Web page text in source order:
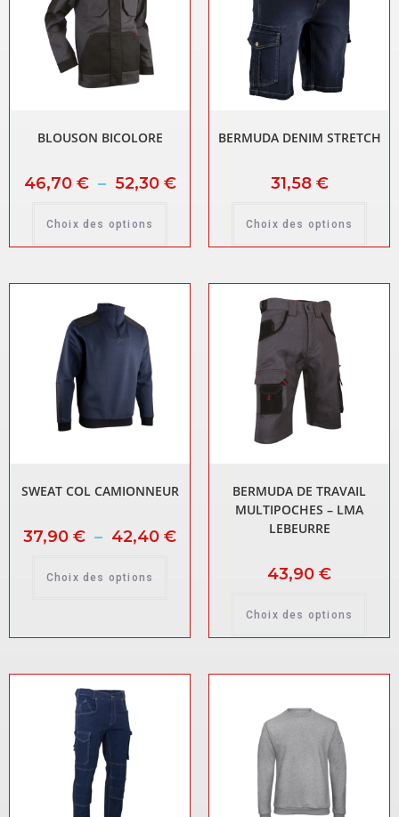
BLOUSON BICOLORE
46,70 € – 52,30 €
Choix des options
BERMUDA DENIM STRETCH
31,58 €
Choix des options
SWEAT COL CAMIONNEUR
37,90 € – 42,40 €
Choix des options
BERMUDA DE TRAVAIL
MULTIPOCHES – LMA
LEBEURRE
43,90 €
Choix des options